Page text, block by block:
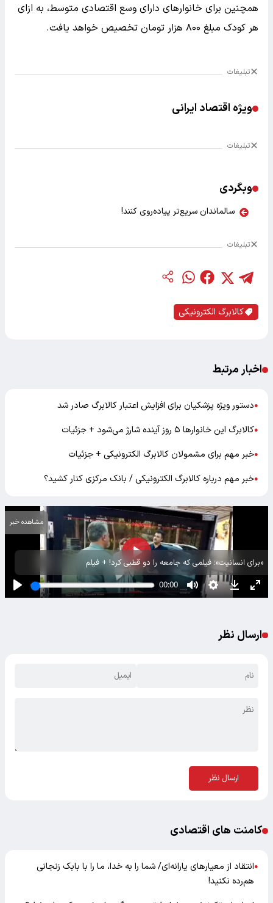
همچنین برای خانوارهای دارای وسع اقتصادی متوسط، به ازای
هر کودک مبلغ ۸۰۰ هزار تومان تخصیص خواهد یافت.
تبلیغات
ویژه اقتصاد ایرانی
تبلیغات
وبگردی
سالماندان سریع‌تر پیاده‌روی کنند!
تبلیغات
کالابرگ الکترونیکی
اخبار مرتبط
●دستور ویژه پزشکیان برای افزایش اعتبار کالابرگ صادر شد
●کالابرگ این خانوار‌ها ۵ روز آینده شارژ می‌شود + جزئیات
●خبر مهم برای مشمولان کالابرگ الکترونیکی + جزئیات
●خبر مهم درباره کالابرگ الکترونیکی / بانک مرکزی کنار کشید؟
«برای انسانیت»؛ فیلمی که جامعه را دو قطبی کرد! + فیلم
مشاهده خبر
ارسال نظر
ارسال نظر
کامنت های اقتصادی
●انتقاد از معیارهای یارانه‌ای/ شما را به خدا، ما را با بابک زنجانی
هم‌رده نکنید!